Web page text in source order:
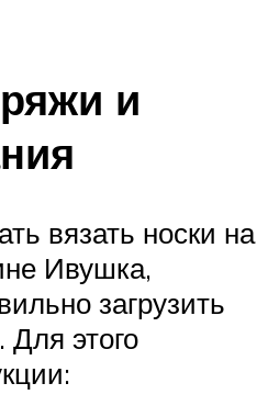
и
вязать носки на
Ивушка,
загрузить
этого